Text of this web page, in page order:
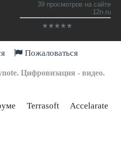
39 просмотров на сайте
12n.ru
Пожаловаться
Цифровизация - видео.
Terrasoft Accelarate